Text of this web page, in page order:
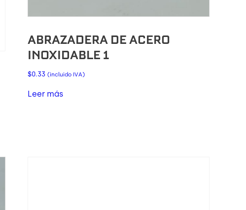
ABRAZADERA DE ACERO
INOXIDABLE 1
$0.33 (incluido IVA)
Leer más